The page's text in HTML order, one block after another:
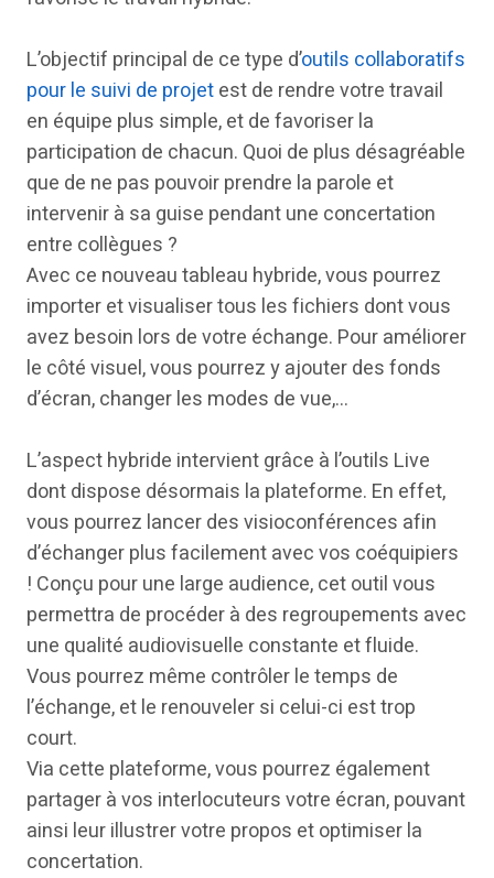
L’objectif principal de ce type d’outils collaboratifs
pour le suivi de projetest de rendre votre travail
en équipe plus simple, et de favoriser la
participation de chacun. Quoi de plus désagréable
que de ne pas pouvoir prendre la parole et
intervenir à sa guise pendant une concertation
entre collègues ?
Avec ce nouveau tableau hybride, vous pourrez
importer et visualiser tous les fichiers dont vous
avez besoin lors de votre échange. Pour améliorer
le côté visuel, vous pourrez y ajouter des fonds
d’écran, changer les modes de vue,…
L’aspect hybride intervient grâce à l’outils Live
dont dispose désormais la plateforme. En effet,
vous pourrez lancer des visioconférences afin
d’échanger plus facilement avec vos coéquipiers
! Conçu pour une large audience, cet outil vous
permettra de procéder à des regroupements avec
une qualité audiovisuelle constante et fluide.
Vous pourrez même contrôler le temps de
l’échange, et le renouveler si celui-ci est trop
court.
Via cette plateforme, vous pourrez également
partager à vos interlocuteurs votre écran, pouvant
ainsi leur illustrer votre propos et optimiser la
concertation.